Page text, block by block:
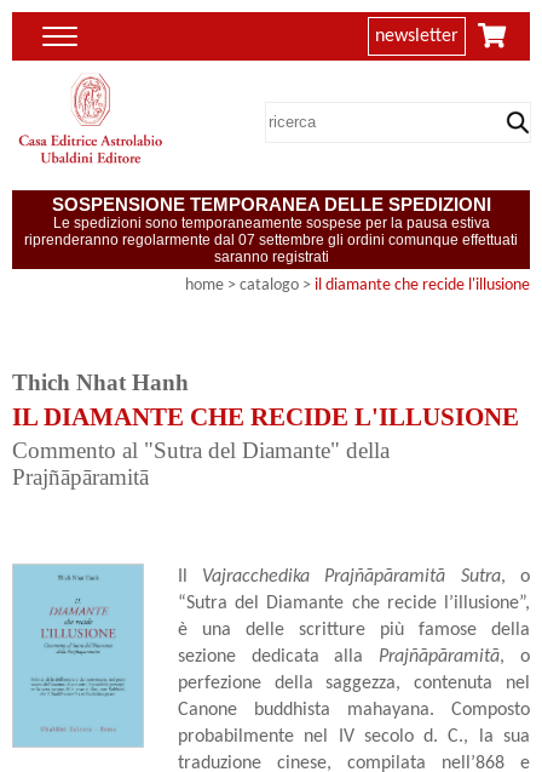
newsletter
SOSPENSIONE TEMPORANEA DELLE SPEDIZIONI
Le spedizioni sono temporaneamente sospese per la pausa estiva
riprenderanno regolarmente dal 07 settembre gli ordini comunque effettuati
saranno registrati
home > catalogo > il diamante che recide l'illusione
Thich Nhat Hanh
IL DIAMANTE CHE RECIDE L'ILLUSIONE
Commento al "Sutra del Diamante" della
Prajñāpāramitā
Vajracchedika Prajñāpāramitā Sutra, o
“Sutra del Diamante che recide l’illusione”,
è una delle scritture più famose della
sezione dedicata alla Prajñāpāramitā, o
perfezione della saggezza, contenuta nel
Canone buddhista mahayana. Composto
probabilmente nel IV secolo d. C., la sua
traduzione cinese, compilata nell’868 e